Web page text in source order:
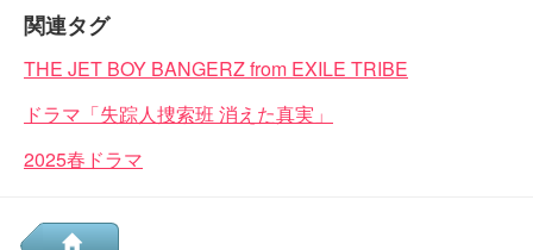
関連タグ
THE JET BOY BANGERZ from EXILE TRIBE
ドラマ「失踪人捜索班 消えた真実」
2025春ドラマ